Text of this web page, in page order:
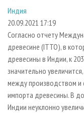
СУШКА ДРЕВЕСИНЫ
ПРОИЗВОДСТВО
ДЕРЕВЯННОЕ
ПРОИЗВОДСТВО
БИОЭНЕРГЕТИКА
ЦБП
ПЕРСОНЫ
МОБИЛЬНЫЕ
ОФИЦИАЛЬНЫЕ
ПРИОРИТЕТНЫЕ
RUSSIAN
ГАЗЕТА
КОНТАКТЫ
РЕКЛАМОДАТЕЛЯМ
РЕКЛАМА
РЕКЛАМА НА
Индия
20.09.2021 17:19
Согласно отчету
древесине (ITTO), в
древесины в Индии, к
значительно
между производством и
импорта древесины. В
Индии неуклонно